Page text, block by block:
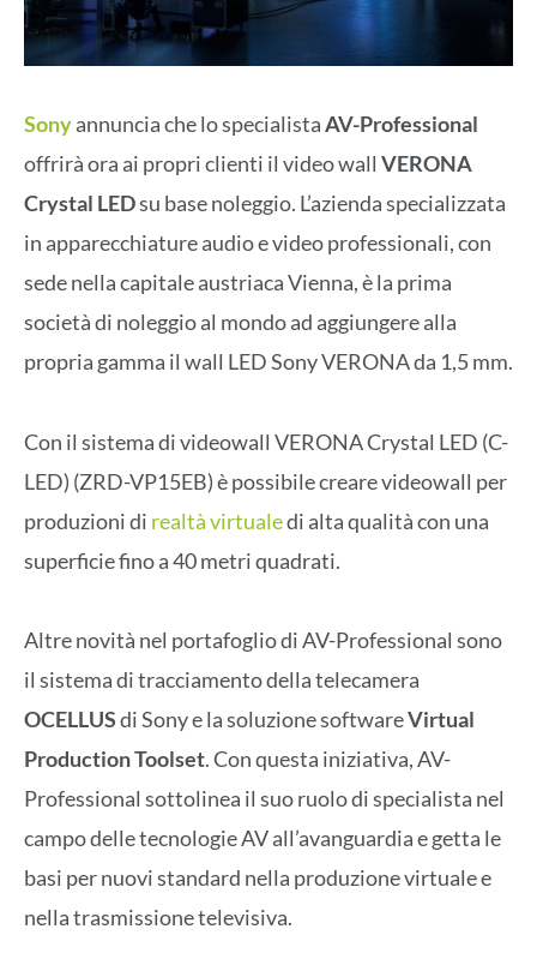
Sonyannuncia che lo specialistaAV-Professional
offrirà ora ai propri clienti il video wall VERONA
Crystal LEDsu base noleggio. L’azienda specializzata
in apparecchiature audio e video professionali, con
sede nella capitale austriaca Vienna, è la prima
società di noleggio al mondo ad aggiungere alla
propria gamma il wall LED Sony VERONA da 1,5 mm.
Con il sistema di videowall VERONA Crystal LED (C-
LED) (ZRD-VP15EB) è possibile creare videowall per
produzioni di realtà virtualedi alta qualità con una
superficie fino a 40 metri quadrati.
Altre novità nel portafoglio di AV-Professional sono
il sistema di tracciamento della telecamera
OCELLUSdi Sony e la soluzione softwareVirtual
Production Toolset. Con questa iniziativa, AV-
Professional sottolinea il suo ruolo di specialista nel
campo delle tecnologie AV all’avanguardia e getta le
basi per nuovi standard nella produzione virtuale e
nella trasmissione televisiva.